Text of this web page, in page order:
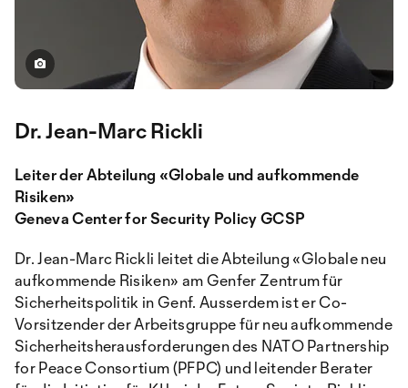
Dr. Jean-Marc Rickli
Leiter der Abteilung «Globale und aufkommende
Risiken»
Geneva Center for Security Policy GCSP
Dr. Jean-Marc Rickli leitet die Abteilung «Globale neu
aufkommende Risiken» am Genfer Zentrum für
Sicherheitspolitik in Genf. Ausserdem ist er Co-
Vorsitzender der Arbeitsgruppe für neu aufkommende
Sicherheitsherausforderungen des NATO Partnership
for Peace Consortium (PFPC) und leitender Berater